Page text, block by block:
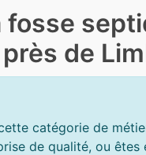
fosse
de
catégorie de
de qualité, ou